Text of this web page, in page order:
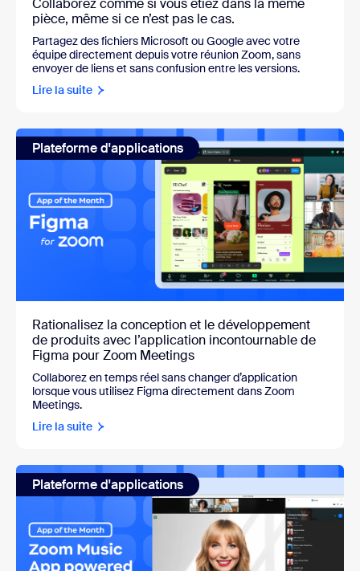
Collaborez comme si vous étiez dans la même
pièce, même si ce n’est pas le cas.
Partagez des fichiers Microsoft ou Google avec votre
équipe directement depuis votre réunion Zoom, sans
envoyer de liens et sans confusion entre les versions.
Lire la suite
Plateforme d'applications
Rationalisez la conception et le développement
de produits avec l’application incontournable de
Figma pour Zoom Meetings
Collaborez en temps réel sans changer d’application
lorsque vous utilisez Figma directement dans Zoom
Meetings.
Lire la suite
Plateforme d'applications